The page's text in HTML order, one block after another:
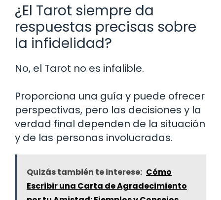
¿El Tarot siempre da
respuestas precisas sobre
la infidelidad?
No, el Tarot no es infalible.
Proporciona una guía y puede ofrecer
perspectivas, pero las decisiones y la
verdad final dependen de la situación
y de las personas involucradas.
Quizás también te interese: Cómo
Escribir una Carta de Agradecimiento